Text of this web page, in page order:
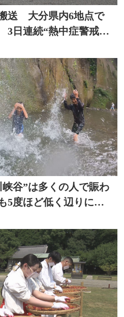
送 大分県内6地点で
日連続“熱中症警戒ア
谷”は多くの人で賑わ
度ほど低く辺りには